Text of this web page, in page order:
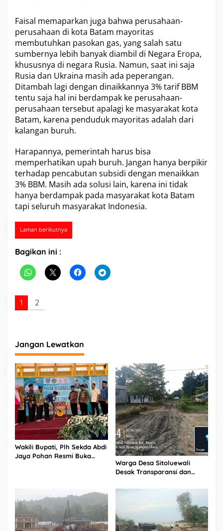
Faisal memaparkan juga bahwa perusahaan-
perusahaan di kota Batam mayoritas
membutuhkan pasokan gas, yang salah satu
sumbernya lebih banyak diambil di Negara Eropa,
khususnya di negara Rusia. Namun, saat ini saja
Rusia dan Ukraina masih ada peperangan.
Ditambah lagi dengan dinaikkannya 3% tarif BBM
tentu saja hal ini berdampak ke perusahaan-
perusahaan tersebut apalagi ke masyarakat kota
Batam, karena penduduk mayoritas adalah dari
kalangan buruh.
Harapannya, pemerintah harus bisa
memperhatikan upah buruh. Jangan hanya berpikir
terhadap pencabutan subsidi dengan menaikkan
3% BBM. Masih ada solusi lain, karena ini tidak
hanya berdampak pada masyarakat kota Batam
tapi seluruh masyarakat Indonesia.
Laman berikutnya
Bagikan ini :
1 2
Jangan Lewatkan
Wakili Bupati, Plh Sekda Abdi
Jaya Pohan Resmi Buka
Warga Desa Sitoluewali
Desak Transparansi dan
Jalan, Diduga Minim